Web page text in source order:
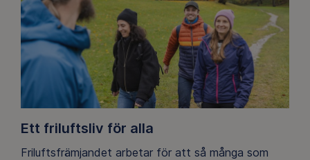
Ett friluftsliv för alla
Friluftsfrämjandet arbetar för att så många som